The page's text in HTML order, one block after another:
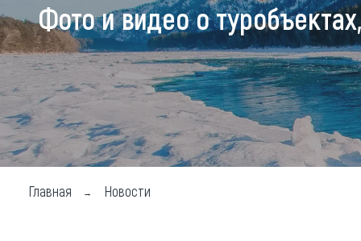
Туры Где
Топ
Фото и видео о
Главная Новости